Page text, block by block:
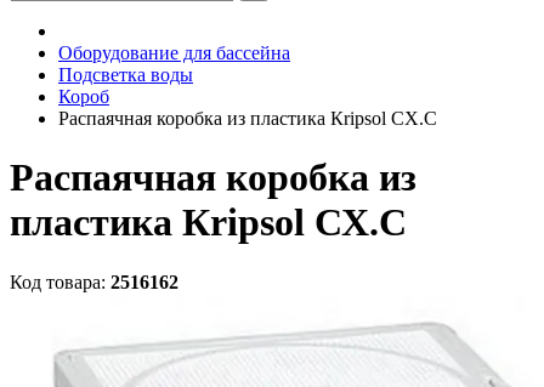
Оборудование для бассейна
Подсветка воды
Короб
Распаячная коробка из пластика Кripsol СХ.С
Распаячная коробка из
пластика Кripsol СХ.С
Код товара: 2516162